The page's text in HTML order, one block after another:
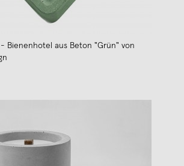
- Bienenhotel aus Beton "Grün" von